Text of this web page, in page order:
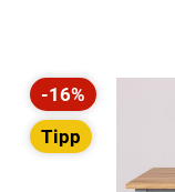
Rabatt
-16%
Tipp